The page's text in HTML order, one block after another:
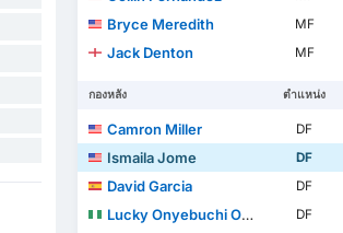
Bryce Meredith
MF
Jack Denton
MF
กองหลัง ตำแหน่ง
Camron Miller DF
Ismaila Jome
DF
David Garcia
DF
Lucky Onyebuchi Opara
DF